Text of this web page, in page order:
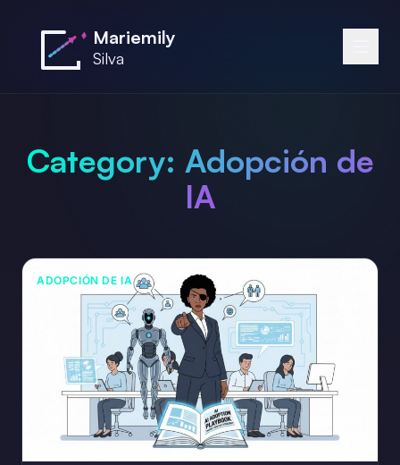
Mariemily
Silva
Category: Adopción de
IA
ADOPCIÓN DE IA